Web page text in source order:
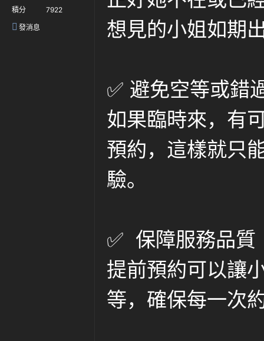
積分 7922
發消息
想見的小姐如期
✅ 避免空等或錯
如果臨時來，有
預約，這樣就只
驗。
✅ 保障服務品質
提前預約可以讓
等，確保每一次